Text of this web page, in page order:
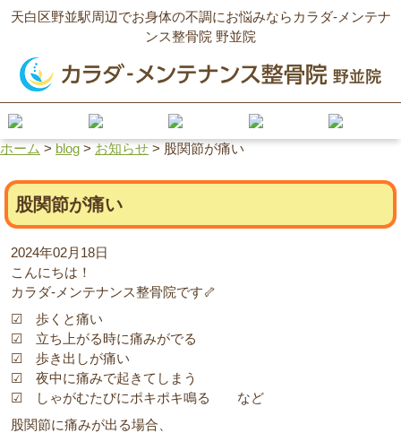
天白区野並駅周辺でお身体の不調にお悩みならカラダ‐メンテナ
ンス整骨院 野並院
ホーム > blog > お知らせ > 股関節が痛い
股関節が痛い
2024年02月18日
こんにちは！
カラダ‐メンテナンス整骨院です🦴
☑ 歩くと痛い
☑ 立ち上がる時に痛みがでる
☑ 歩き出しが痛い
☑ 夜中に痛みで起きてしまう
☑ しゃがむたびにポキポキ鳴る など
股関節に痛みが出る場合、